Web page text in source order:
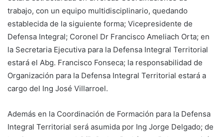
trabajo, con un equipo multidisciplinario, quedando
establecida de la siguiente forma; Vicepresidente de
Defensa Integral; Coronel Dr Francisco Ameliach Orta; en
la Secretaria Ejecutiva para la Defensa Integral Territorial
estará el Abg. Francisco Fonseca; la responsabilidad de
Organización para la Defensa Integral Territorial estará a
cargo del Ing José Villarroel.
Además en la Coordinación de Formación para la Defensa
Integral Territorial será asumida por Ing Jorge Delgado; de